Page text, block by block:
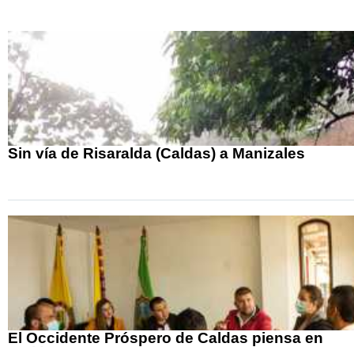
Sin vía de Risaralda (Caldas) a Manizales
El Occidente Próspero de Caldas piensa en